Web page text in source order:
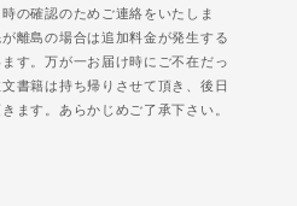
の確認のためご連絡をいたしま
離島の場合は追加料金が発生する
す。万が一お届け時にご不在だっ
書籍は持ち帰りさせて頂き、後日
ます。あらかじめご了承下さい。